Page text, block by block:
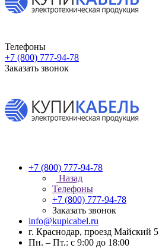
Телефоны
+7 (800) 777-94-78
Заказать звонок
+7 (800) 777-94-78
Назад
Телефоны
+7 (800) 777-94-78
Заказать звонок
info@kupicabel.ru
г. Краснодар, проезд Майский 5
Пн. – Пт.: с 9:00 до 18:00